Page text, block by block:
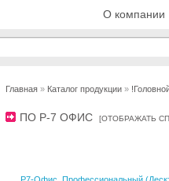
О компании
Главная » Каталог продукции »
ПО Р-7 ОФИС [ОТОБРАЖАТЬ